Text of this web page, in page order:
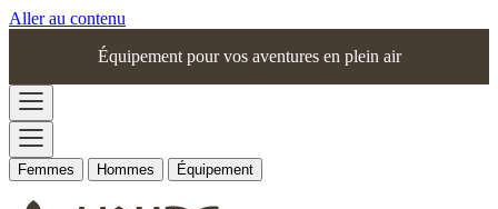
Aller au contenu
Équipement pour vos aventures en plein air
Femmes Hommes Équipement